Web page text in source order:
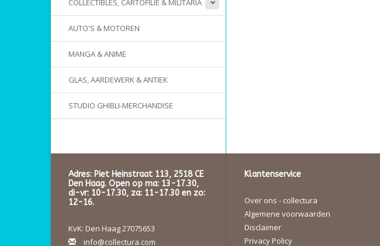
COLLECTIBLES, CARTOFILIE & MILITARIA
AUTO'S & MOTOREN
MANGA & ANIME
GLAS, AARDEWERK & ANTIEK
STUDIO GHIBLI-MERCHANDISE
Adres: Piet Heinstraat 113, 2518 CE
Den Haag. Open op ma: 13-17.30,
di-vr: 10-17.30, za: 11-17.30 en zo:
12-16.
KvK: Den Haag 27075653
info@collectura.com
Klantenservice
Over ons - collectura
Algemene voorwaarden
Disclaimer
Privacy Policy